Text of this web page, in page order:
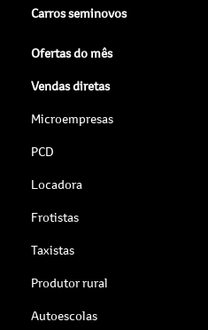
Carros seminovos
Ofertas do mês
Vendas diretas
Microempresas
PCD
Locadora
Frotistas
Taxistas
Produtor rural
Autoescolas